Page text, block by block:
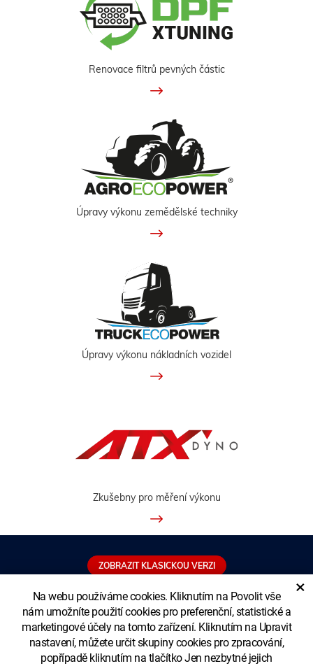
Na webu používáme cookies. Kliknutím na Povolit vše
nám umožníte použití cookies pro preferenční, statistické a
marketingové účely na tomto zařízení. Kliknutím na Upravit
nastavení, můžete určit skupiny cookies pro zpracování,
popřípadě kliknutím na tlačítko Jen nezbytné jejich
×
Renovace filtrů pevných částic
Úpravy výkonu zemědělské techniky
Úpravy výkonu nákladních vozidel
Zkušebny pro měření výkonu
ZOBRAZIT KLASICKOU VERZI
Copyright © XTUNING LTD. - pobočka